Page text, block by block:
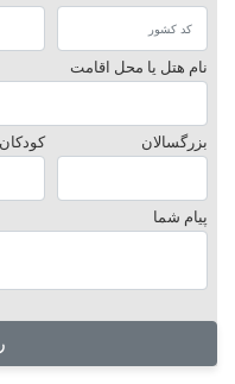
نام هتل یا محل اقامت
بزرگسالان کودکان
پیام شما